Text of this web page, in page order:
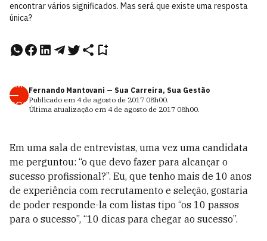
encontrar vários significados. Mas será que existe uma resposta
única?
FM
—
SCS
Fernando Mantovani — Sua Carreira, Sua Gestão
Publicado em 4 de agosto de 2017 08h00.
Última atualização em 4 de agosto de 2017 08h00.
Em uma sala de entrevistas, uma vez uma candidata
me perguntou: “o que devo fazer para alcançar o
sucesso profissional?”. Eu, que tenho mais de 10 anos
de experiência com recrutamento e seleção, gostaria
de poder responde-la com listas tipo “os 10 passos
para o sucesso”, “10 dicas para chegar ao sucesso”.